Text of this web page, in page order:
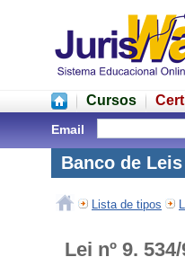
Cursos
Email
Banco de Leis
Lista de tipos
Lei nº 9.